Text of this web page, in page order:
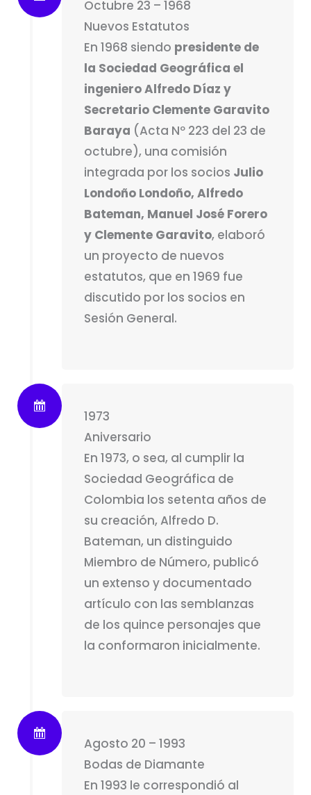
Octubre 23 – 1968
Nuevos Estatutos
En 1968 siendo presidente de
la Sociedad Geográfica el
ingeniero Alfredo Díaz y
Secretario Clemente Garavito
Baraya (Acta Nº 223 del 23 de
octubre), una comisión
integrada por los socios Julio
Londoño Londoño, Alfredo
Bateman, Manuel José Forero
y Clemente Garavito, elaboró
un proyecto de nuevos
estatutos, que en 1969 fue
discutido por los socios en
Sesión General.
1973
Aniversario
En 1973, o sea, al cumplir la
Sociedad Geográfica de
Colombia los setenta años de
su creación, Alfredo D.
Bateman, un distinguido
Miembro de Número, publicó
un extenso y documentado
artículo con las semblanzas
de los quince personajes que
la conformaron inicialmente.
Agosto 20 – 1993
Bodas de Diamante
En 1993 le correspondió al